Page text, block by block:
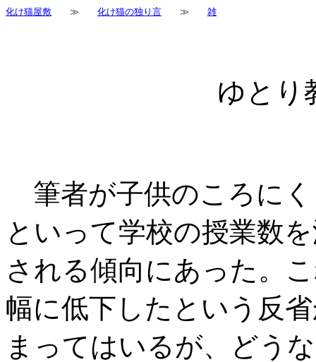
化け猫屋敷 ≫ 化け猫の独り言 ≫ 雑
ゆとり
筆者が子供のころに
といって学校の授業数
される傾向にあった。
幅に低下したという反
まってはいるが、どう